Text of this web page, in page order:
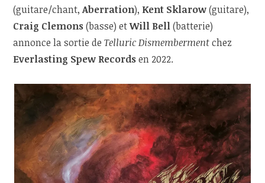
(guitare/chant,Aberration), Kent Sklarow(guitare),
Craig Clemons(basse) etWill Bell(batterie)
annonce la sortie deTelluric Dismembermentchez
Everlasting Spew Recordsen 2022.